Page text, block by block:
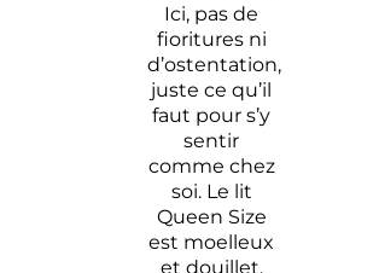
Ici, pas de
fioritures ni
d’ostentation,
juste ce qu’il
faut pour s’y
sentir
comme chez
soi. Le lit
Queen Size
est moelleux
et douillet,